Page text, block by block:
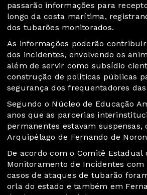
passarão informações para
longo da costa marítima,
dos tubarões monitorados.
As informações poderão
dos incidentes, envolvendo os
além de servir como subsídio
construção de políticas públicas
segurança dos frequentadores
Segundo o Núcleo de Educação
anos que as parcerias
permanentes estavam suspensas,
Arquipélago de Fernando de
De acordo com o Comitê Estadual
Monitoramento de Incidentes
casos de ataques de tubarão
orla do estado e também em